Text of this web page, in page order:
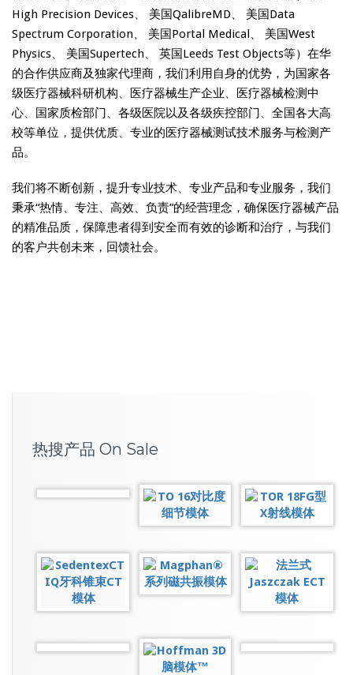
High Precision Devices、 美国QalibreMD、 美国Data
Spectrum Corporation、 美国Portal Medical、 美国West
Physics、 美国Supertech、 英国Leeds Test Objects等）在华
的合作供应商及独家代理商，我们利用自身的优势，为国家各
级医疗器械科研机构、医疗器械生产企业、医疗器械检测中
心、国家质检部门、各级医院以及各级疾控部门、全国各大高
校等单位，提供优质、专业的医疗器械测试技术服务与检测产
品。
我们将不断创新，提升专业技术、专业产品和专业服务，我们
秉承“热情、专注、高效、负责”的经营理念，确保医疗器械产品
的精准品质，保障患者得到安全而有效的诊断和治疗，与我们
的客户共创未来，回馈社会。
热搜产品 On Sale